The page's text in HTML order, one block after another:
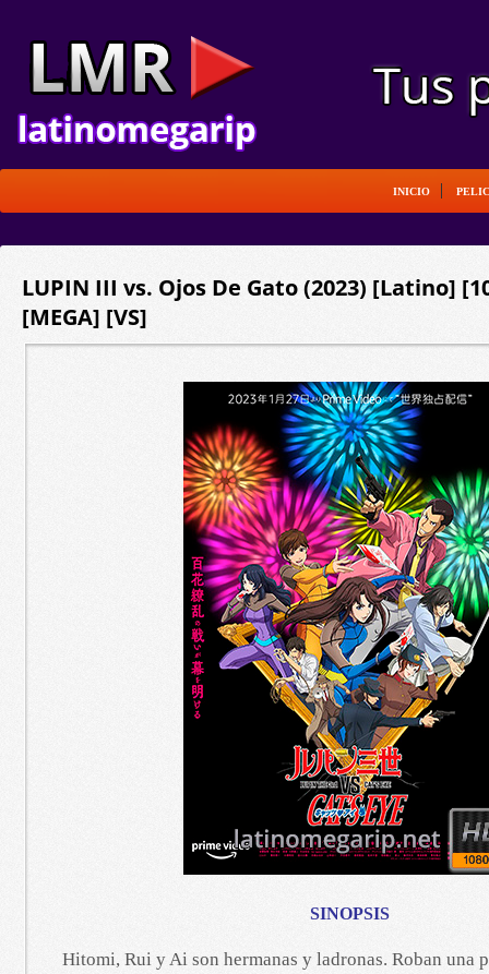
INICIO
LUPIN III vs. Ojos De Gato (2023) [Latino]
[MEGA] [VS]
SINOPSIS
Hitomi, Rui y Ai son hermanas y ladronas. Roban una